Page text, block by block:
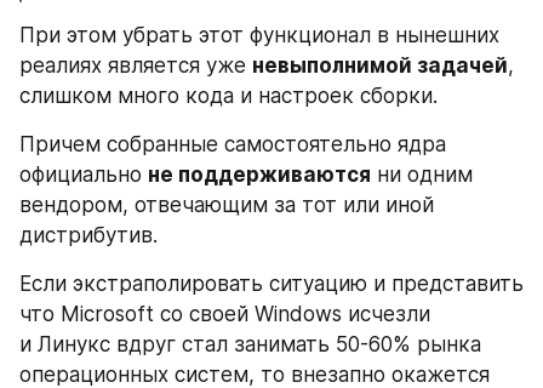
При этом убрать этот функционал в нынешних
реалиях является уже невыполнимой задачей,
слишком много кода и настроек сборки.
Причем собранные самостоятельно ядра
официально не поддерживаются ни одним
вендором, отвечающим за тот или иной
дистрибутив.
Если экстраполировать ситуацию и представить
что Microsoft со своей Windows исчезли
и Линукс вдруг стал занимать 50-60% рынка
операционных систем, то внезапно окажется